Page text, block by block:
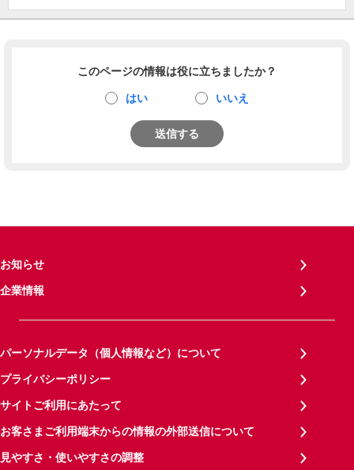
このページの情報は役に立ちましたか？
はい いいえ
送信する
お知らせ
企業情報
パーソナルデータ（個人情報など）について
プライバシーポリシー
サイトご利用にあたって
お客さまご利用端末からの情報の外部送信について
見やすさ・使いやすさの調整